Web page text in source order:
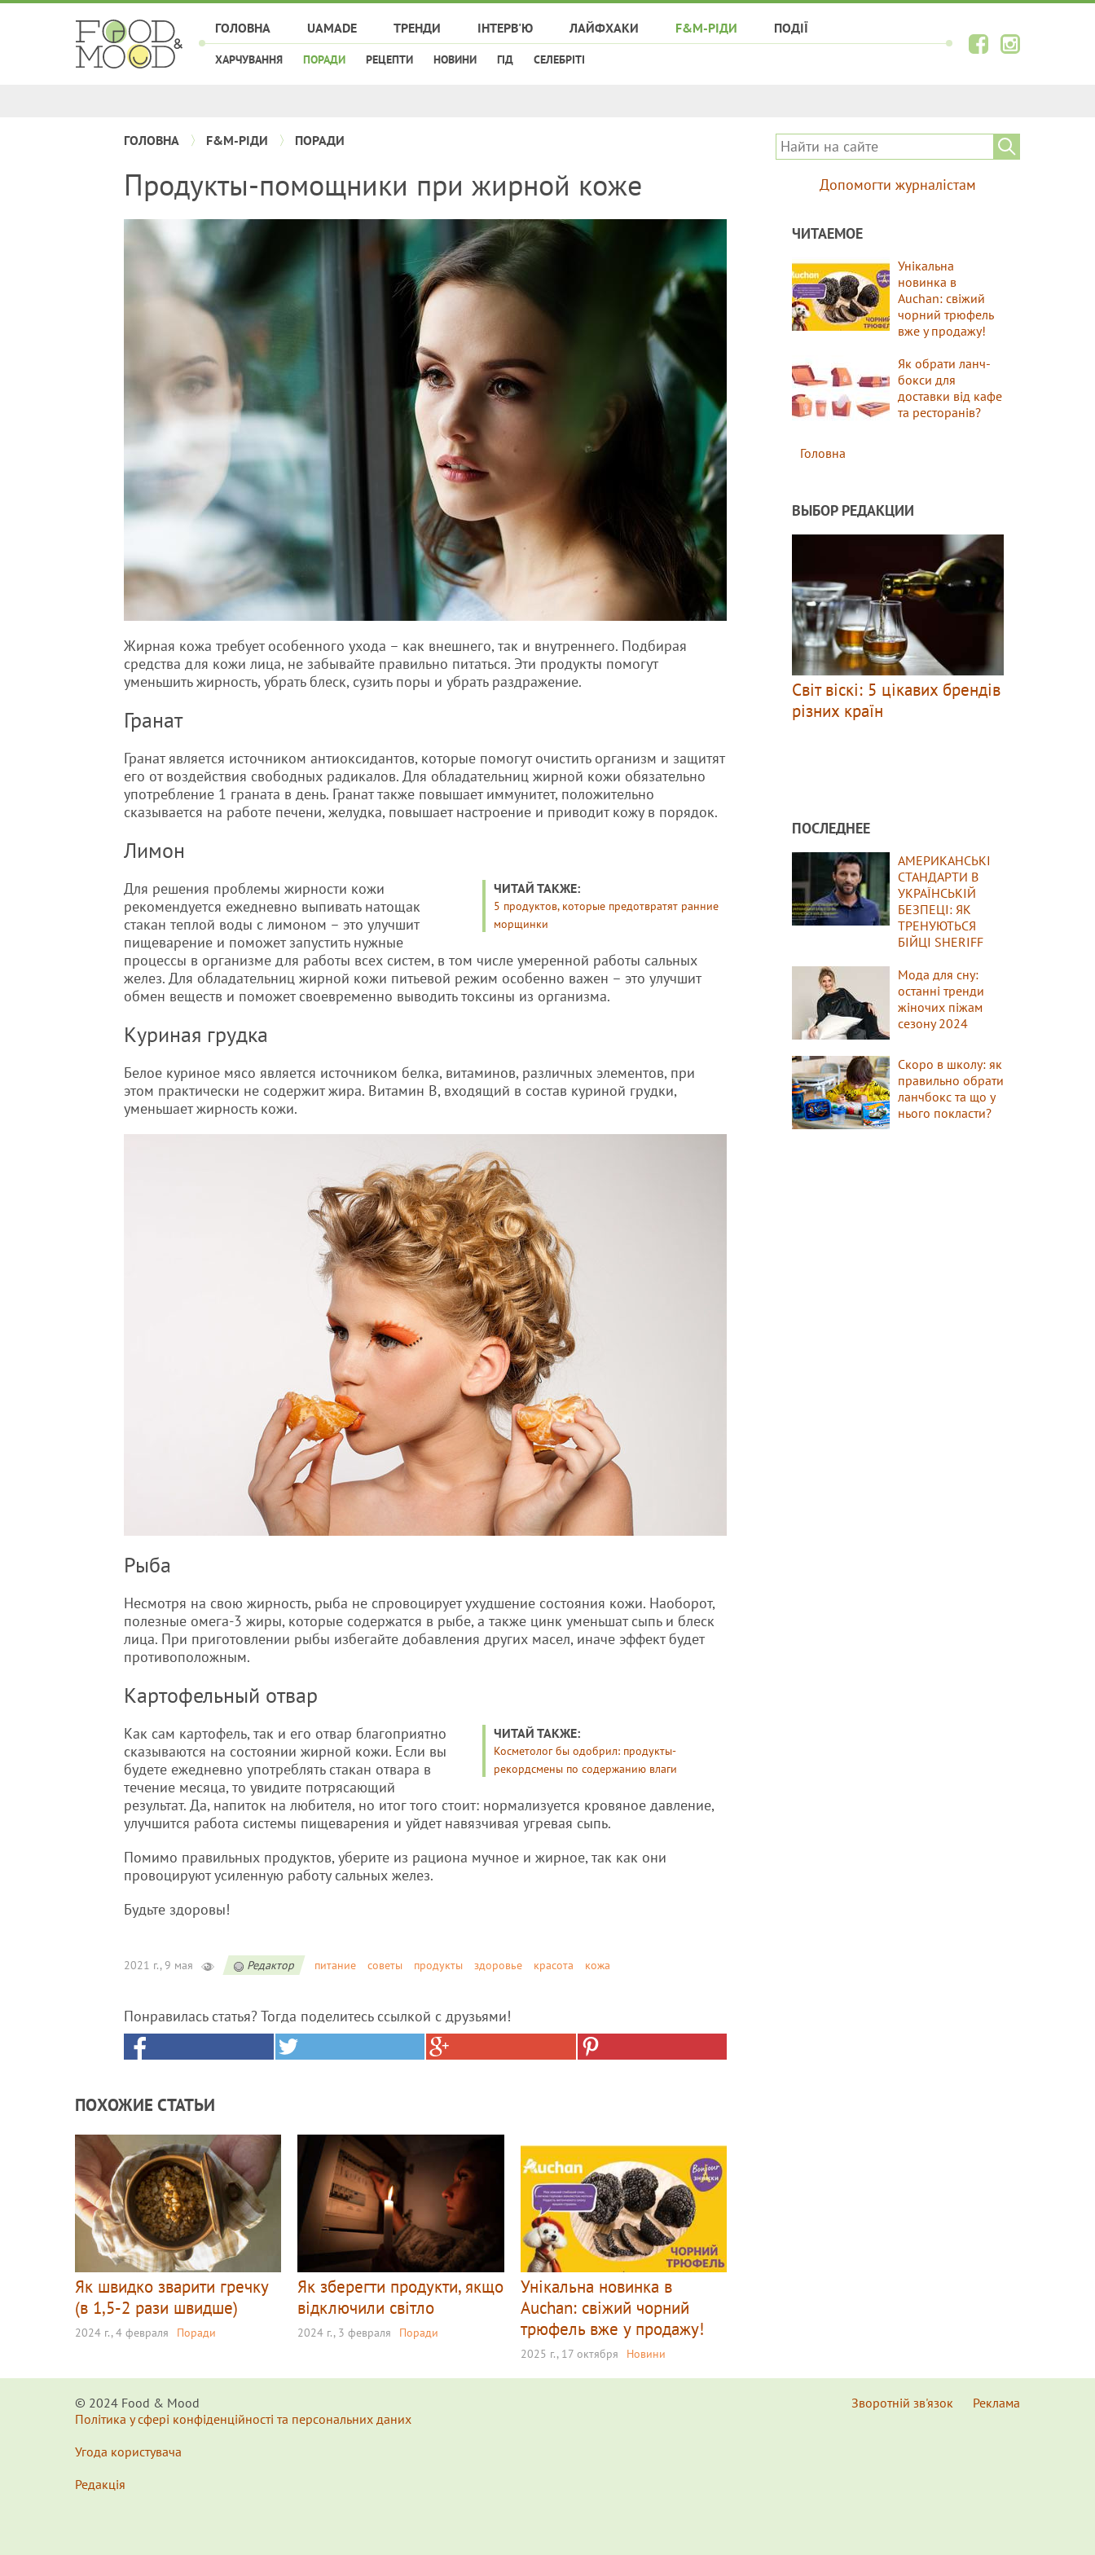
ГОЛОВНА UAMADE ТРЕНДИ ІНТЕРВ'Ю ЛАЙФХАКИ F&M-РІДИ
ХАРЧУВАННЯ ПОРАДИ РЕЦЕПТИ НОВИНИ ГІД СЕЛЕБРІТІ
ПОДІЇ
ГОЛОВНА F&M-РІДИ ПОРАДИ
Продукты-помощники при жирной коже
Жирная кожа требует особенного ухода – как внешнего, так и внутреннего. Подбирая
средства для кожи лица, не забывайте правильно питаться. Эти продукты помогут
уменьшить жирность, убрать блеск, сузить поры и убрать раздражение.
​Гранат
Гранат является источником антиоксидантов, которые помогут очистить организм и защитят
его от воздействия свободных радикалов. Для обладательниц жирной кожи обязательно
употребление 1 граната в день. Гранат также повышает иммунитет, положительно
сказывается на работе печени, желудка, повышает настроение и приводит кожу в порядок.
Лимон
ЧИТАЙ ТАКЖЕ:
5 продуктов, которые предотвратят ранние
морщинки
Для решения проблемы жирности кожи
рекомендуется ежедневно выпивать натощак
стакан теплой воды с лимоном – это улучшит
пищеварение и поможет запустить нужные
процессы в организме для работы всех систем, в том числе умеренной работы сальных
желез. Для обладательниц жирной кожи питьевой режим особенно важен – это улучшит
обмен веществ и поможет своевременно выводить токсины из организма.
Куриная грудка
Белое куриное мясо является источником белка, витаминов, различных элементов, при
этом практически не содержит жира. Витамин В, входящий в состав куриной грудки,
уменьшает жирность кожи.
Рыба
Несмотря на свою жирность, рыба не спровоцирует ухудшение состояния кожи. Наоборот,
полезные омега-3 жиры, которые содержатся в рыбе, а также цинк уменьшат сыпь и блеск
лица. При приготовлении рыбы избегайте добавления других масел, иначе эффект будет
противоположным.
Картофельный отвар
ЧИТАЙ ТАКЖЕ:
Косметолог бы одобрил: продукты-
рекордсмены по содержанию влаги
Как сам картофель, так и его отвар благоприятно
сказываются на состоянии жирной кожи. Если вы
будете ежедневно употреблять стакан отвара в
течение месяца, то увидите потрясающий
результат. Да, напиток на любителя, но итог того стоит: нормализуется кровяное давление,
улучшится работа системы пищеварения и уйдет навязчивая угревая сыпь.
Помимо правильных продуктов, уберите из рациона мучное и жирное, так как они
провоцируют усиленную работу сальных желез.
Будьте здоровы!
2021 г., 9 мая Редактор питание советы продукты здоровье красота кожа
Понравилась статья? Тогда поделитесь ссылкой с друзьями!
ПОХОЖИЕ СТАТЬИ
Як швидко зварити гречку
(в 1,5-2 рази швидше)
2024 г., 4 февраля Поради
Як зберегти продукти, якщо
відключили світло
2024 г., 3 февраля Поради
Унікальна новинка в
Auchan: свіжий чорний
трюфель вже у продажу!
2025 г., 17 октября Новини
Допомогти журналістам
ЧИТАЕМОЕ
Унікальна
новинка в
Auchan: свіжий
чорний трюфель
вже у продажу!
Як обрати ланч-
бокси для
доставки від кафе
та ресторанів?
Головна
ВЫБОР РЕДАКЦИИ
Світ віскі: 5 цікавих брендів
різних країн
ПОСЛЕДНЕЕ
АМЕРИКАНСЬКІ
СТАНДАРТИ В
УКРАЇНСЬКІЙ
БЕЗПЕЦІ: ЯК
ТРЕНУЮТЬСЯ
БІЙЦІ SHERIFF
Мода для сну:
останні тренди
жіночих піжам
сезону 2024
Скоро в школу: як
правильно обрати
ланчбокс та що у
нього покласти?
© 2024 Food & Мood
Політика у сфері конфіденційності та персональних даних
Угода користувача
Редакція
Зворотній зв'язок Реклама